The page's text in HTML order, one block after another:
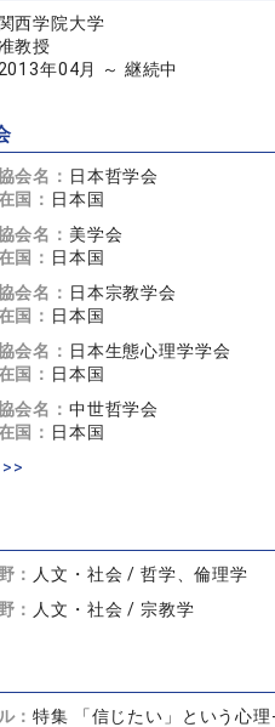
関西学院大学
教授
2013年04月 ～ 継続中
会名： 日本哲学会
国： 日本国
会名： 美学会
国： 日本国
会名： 日本宗教学会
国： 日本国
会名： 日本生態心理学学会
国： 日本国
会名： 中世哲学会
国： 日本国
： 人文・社会 / 哲学、倫理学
： 人文・社会 / 宗教学
：特集 「信じたい」という心